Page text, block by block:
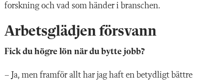
forskning och vad som händer i branschen.
Arbetsglädjen försvann
Fick du högre lön när du bytte jobb?
– Ja, men framför allt har jag haft en betydligt bättre